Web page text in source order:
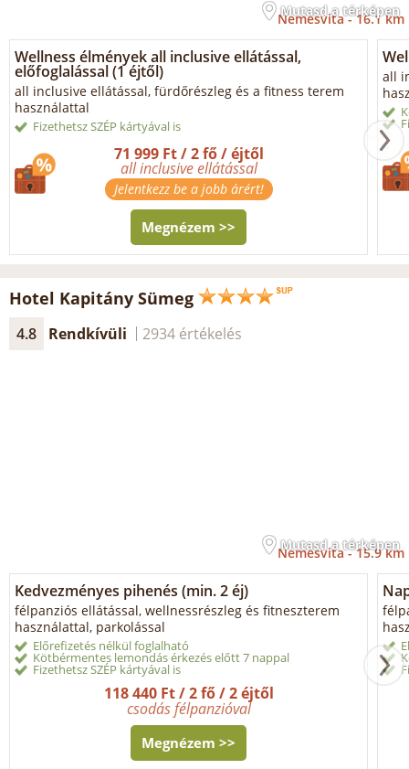
Mutasd a térképen
Nemesvita -16.1 km
Wellness élmények all inclusive ellátással,
előfoglalással (1 éjtől)
all inclusive ellátással, fürdőrészleg és a fitness terem
használattal
Fizethetsz SZÉP kártyával is
71 999 Ft / 2 fő / éjtől
all inclusive ellátással
Jelentkezz be a jobb árért!
Megnézem >>
all
Hotel Kapitány Sümeg
4.8 Rendkívüli 2934 értékelés
Mutasd a térképen
Nemesvita -15.9 km
Kedvezményes pihenés (min. 2 éj)
félpanziós ellátással, wellnessrészleg és fitneszterem
használattal, parkolással
Előrefizetés nélkül foglalható
Kötbérmentes lemondás érkezés előtt 7 nappal
Fizethetsz SZÉP kártyával is
118 440 Ft / 2 fő / 2 éjtől
csodás félpanzióval
Megnézem >>